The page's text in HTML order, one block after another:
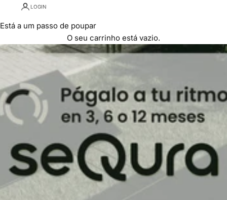
LOGIN
Está a um passo de poupar
O seu carrinho está vazio.